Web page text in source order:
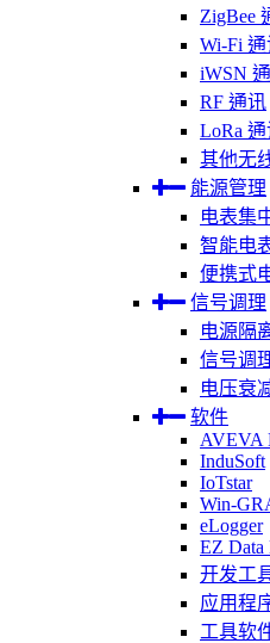
ZigBee
Wi-Fi
iWSN
RF 通讯
LoRa
其他无
能源管理
电表集
智能电
便携式
信号调理
电源隔
信号调
电压衰
软件
AVEVA
InduSoft
IoTstar
Win-
eLogger
EZ Data
开发工
应用程
工具软